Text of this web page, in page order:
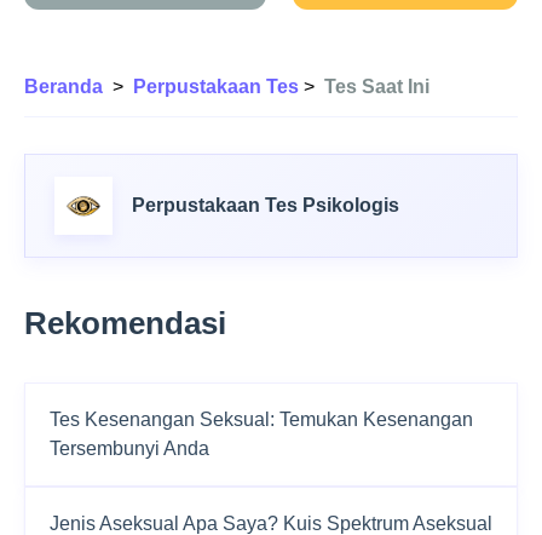
Beranda > Perpustakaan Tes > Tes Saat Ini
Perpustakaan Tes Psikologis
Rekomendasi
Tes Kesenangan Seksual: Temukan Kesenangan
Tersembunyi Anda
Jenis Aseksual Apa Saya? Kuis Spektrum Aseksual